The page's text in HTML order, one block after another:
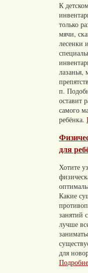
К
только
мячи,
лесенки
лазанья,
п.
оставит
самого
ребёнка.
для
Хотите
Какие
занятий
лучше
для